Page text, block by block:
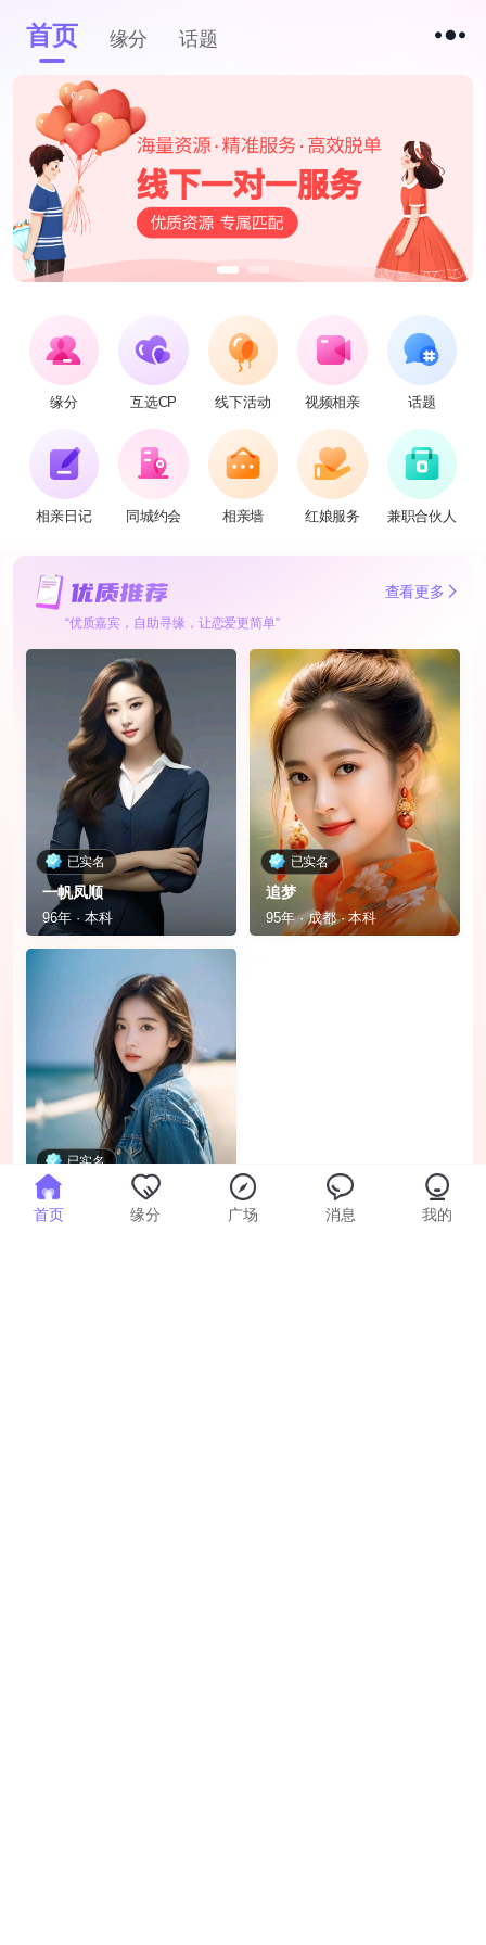
首页 缘分 话题
缘分 互选CP 线下活动 视频相亲 话题
相亲日记 同城约会 相亲墙 红娘服务 兼职合伙人
查看更多
“优质嘉宾，自助寻缘，让恋爱更简单”
已实名
一帆凤顺
96年 · 本科
已实名
追梦
95年 · 成都 · 本科
已实名
夏天的雨
97年 · 成都 · 本科
首页 缘分 广场 消息 我的